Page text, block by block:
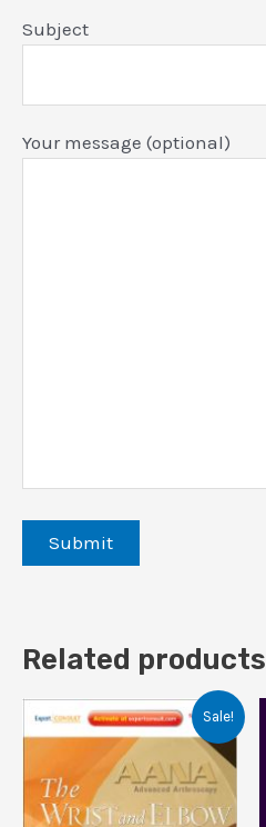
Subject
Your message (optional)
Related products
Sale!